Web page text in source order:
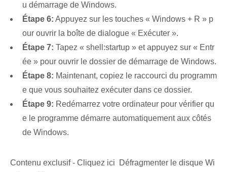
u démarrage de Windows.
Étape 6: Appuyez sur les touches « Windows + R » p
our ouvrir la boîte de dialogue « Exécuter ».
Étape 7: Tapez « shell:startup » et appuyez sur « Entr
ée » pour ouvrir le dossier de démarrage de Windows.
Étape 8: Maintenant, copiez le raccourci du programm
e que vous souhaitez exécuter dans ce dossier.
Étape 9: Redémarrez votre ordinateur pour vérifier qu
e le programme démarre automatiquement aux côtés
de Windows.
Contenu exclusif - Cliquez ici Défragmenter le disque Wi